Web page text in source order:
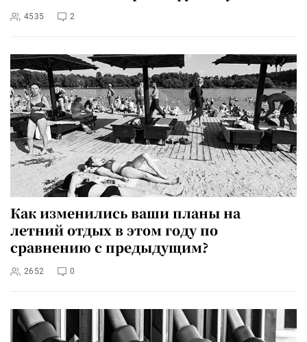
4535 2
Как изменились ваши планы на
летний отдых в этом году по
сравнению с предыдущим?
2652 0